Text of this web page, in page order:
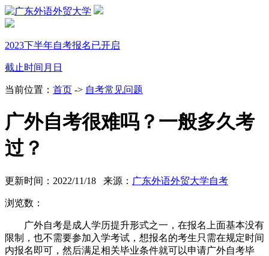
2023下半年自考报名已开启
截止时间 月 日
当前位置： 首页 -> 自考常见问题
广外自考很难吗？一般多久考
过？
更新时间：2022/11/18 来源： 广东外语外贸大学自考
浏览数：
广外自考是成人学历提升形式之一，在报名上面基本没有
限制，也不需要参加入学考试，想报名的考生只需在规定时间
内报名即可，然后满足相关毕业条件就可以申请广外自考毕